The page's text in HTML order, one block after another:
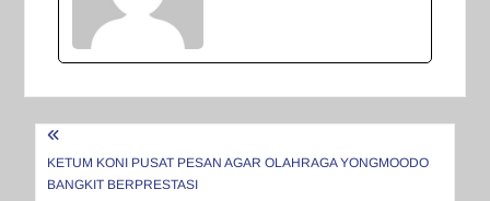
Navigasi
pos
KETUM KONI PUSAT PESAN AGAR OLAHRAGA YONGMOODO
BANGKIT BERPRESTASI